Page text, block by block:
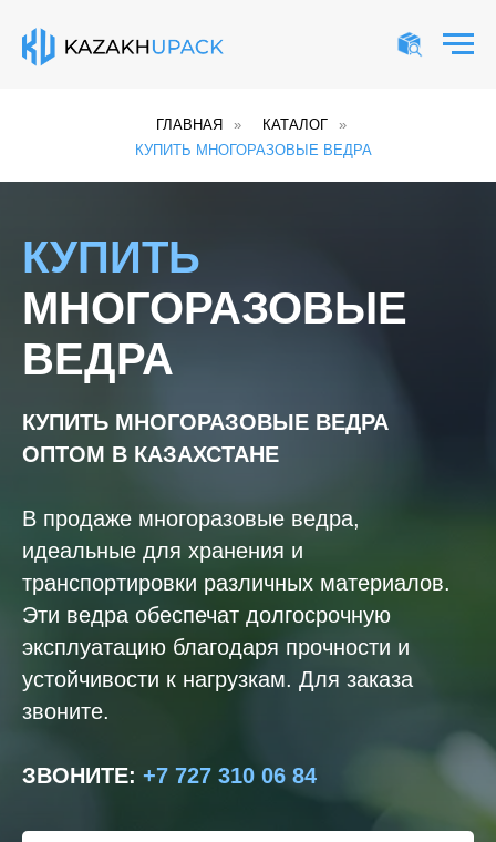
ГЛАВНАЯ » КАТАЛОГ
»
КУПИТЬ МНОГОРАЗОВЫЕ ВЕДРА
КУПИТЬ
МНОГОРАЗОВЫЕ
ВЕДРА
КУПИТЬ МНОГОРАЗОВЫЕ ВЕДРА
ОПТОМ В КАЗАХСТАНЕ
В продаже многоразовые ведра,
идеальные для хранения и
транспортировки различных материалов.
Эти ведра обеспечат долгосрочную
эксплуатацию благодаря прочности и
устойчивости к нагрузкам. Для заказа
звоните.
ЗВОНИТЕ: +7 727 310 06 84